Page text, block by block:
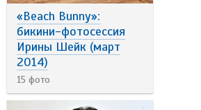
«Beach Bunny»:
бикини-фотосессия
Ирины Шейк (март
2014)
15 фото